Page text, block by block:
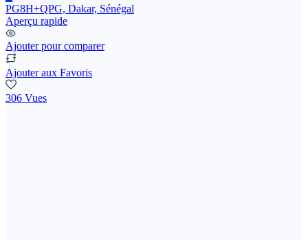
PG8H+QPG, Dakar, Sénégal
Aperçu rapide
Ajouter pour comparer
Ajouter aux Favoris
306 Vues